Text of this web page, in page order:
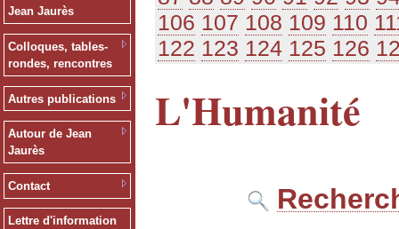
Jean Jaurès
Colloques, tables-
rondes, rencontres
Autres publications
Autour de Jean
Jaurès
Contact
Lettre d'information
106 107 108 109 110
122 123 124 125 126
L'Humanité